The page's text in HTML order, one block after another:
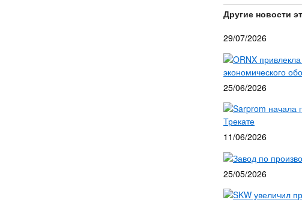
Другие новости
29/07/2026
ORNX
экономического
25/06/2026
Sarprom начала
Трекате
11/06/2026
Завод по
25/05/2026
SKW увеличил